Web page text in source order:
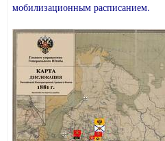
мобилизационным расписанием.